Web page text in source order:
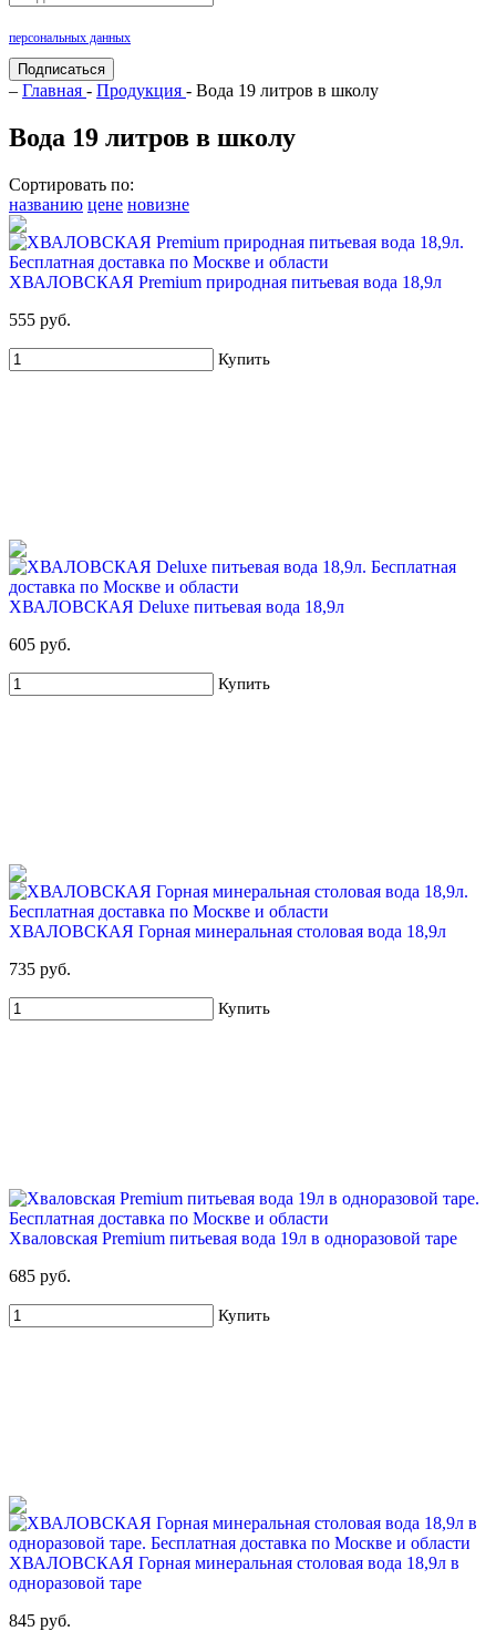
персональных данных
Подписаться
– Главная - Продукция - Вода 19 литров в школу
Вода 19 литров в школу
Сортировать по:
названию цене новизне
ХВАЛОВСКАЯ Premium природная питьевая вода 18,9л
555 руб.
Купить
ХВАЛОВСКАЯ Deluxe питьевая вода 18,9л
605 руб.
Купить
ХВАЛОВСКАЯ Горная минеральная столовая вода 18,9л
735 руб.
Купить
Хваловская Premium питьевая вода 19л в одноразовой таре
685 руб.
Купить
ХВАЛОВСКАЯ Горная минеральная столовая вода 18,9л в
одноразовой таре
845 руб.